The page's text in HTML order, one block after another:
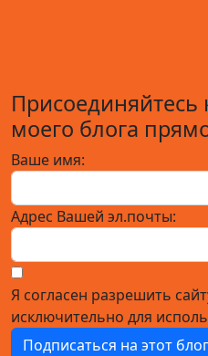
Присоединяйтесь
моего блога
Ваше имя:
Адрес Вашей эл.почты:
Я согласен разрешить
исключительно для
Подписаться на этот блог